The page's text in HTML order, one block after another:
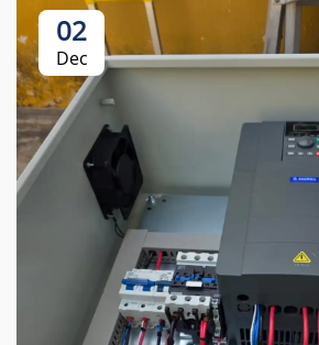
02
Dec